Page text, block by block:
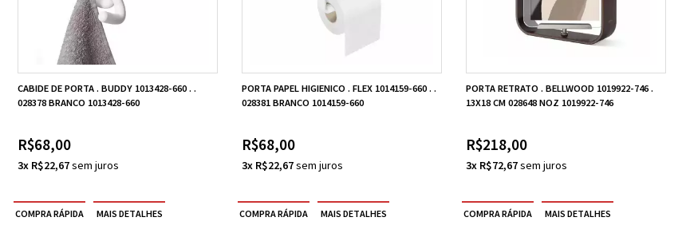
CABIDE DE PORTA . BUDDY 1013428-660 . .
028378 BRANCO 1013428-660
R$68,00
3x R$22,67
PORTA PAPEL HIGIENICO . FLEX 1014159-660 . .
028381 BRANCO 1014159-660
R$68,00
3x R$22,67
PORTA RETRATO . BELLWOOD 1019922-746 .
13X18 CM 028648 NOZ 1019922-746
R$218,00
3x R$72,67